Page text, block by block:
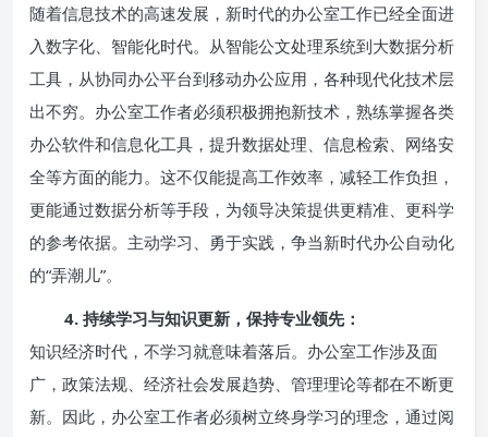
随着信息技术的高速发展，新时代的办公室工作已经全面进
入数字化、智能化时代。从智能公文处理系统到大数据分析
工具，从协同办公平台到移动办公应用，各种现代化技术层
出不穷。办公室工作者必须积极拥抱新技术，熟练掌握各类
办公软件和信息化工具，提升数据处理、信息检索、网络安
全等方面的能力。这不仅能提高工作效率，减轻工作负担，
更能通过数据分析等手段，为领导决策提供更精准、更科学
的参考依据。主动学习、勇于实践，争当新时代办公自动化
的“弄潮儿”。
4. 持续学习与知识更新，保持专业领先：
知识经济时代，不学习就意味着落后。办公室工作涉及面
广，政策法规、经济社会发展趋势、管理理论等都在不断更
新。因此，办公室工作者必须树立终身学习的理念，通过阅